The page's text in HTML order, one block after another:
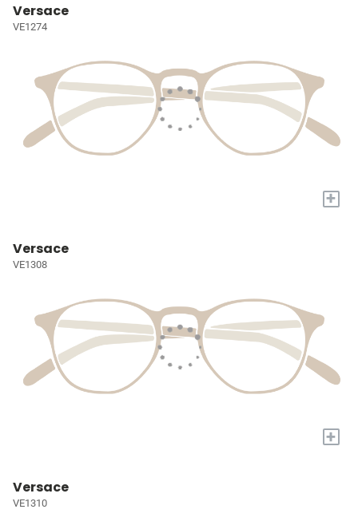
Versace
VE1274
+
Versace
VE1308
+
Versace
VE1310